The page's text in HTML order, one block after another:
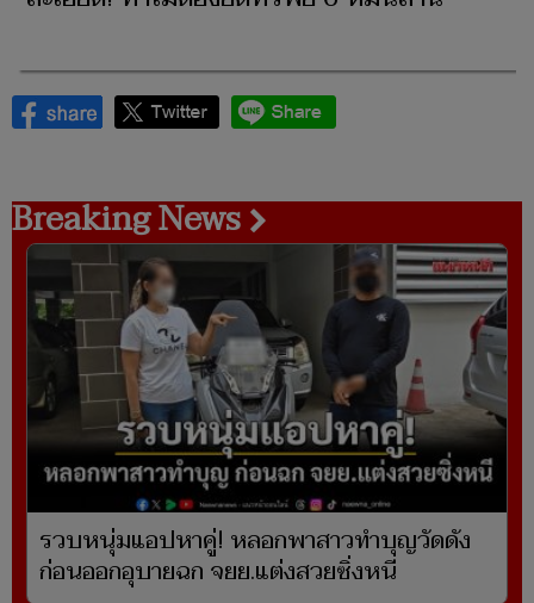
Breaking News
รวบหนุ่มแอปหาคู่! หลอกพาสาวทำบุญวัดดัง
ก่อนออกอุบายฉก จยย.แต่งสวยซิ่งหนี